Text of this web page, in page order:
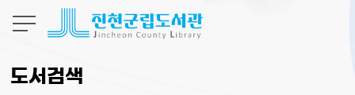
도서검색